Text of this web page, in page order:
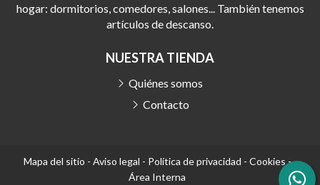
hogar: dormitorios, comedores, salones... También tenemos
artículos de descanso.
NUESTRA TIENDA
Quiénes somos
Contacto
Mapa del sitio - Aviso legal - Política de privacidad - Cookies-
Área Interna